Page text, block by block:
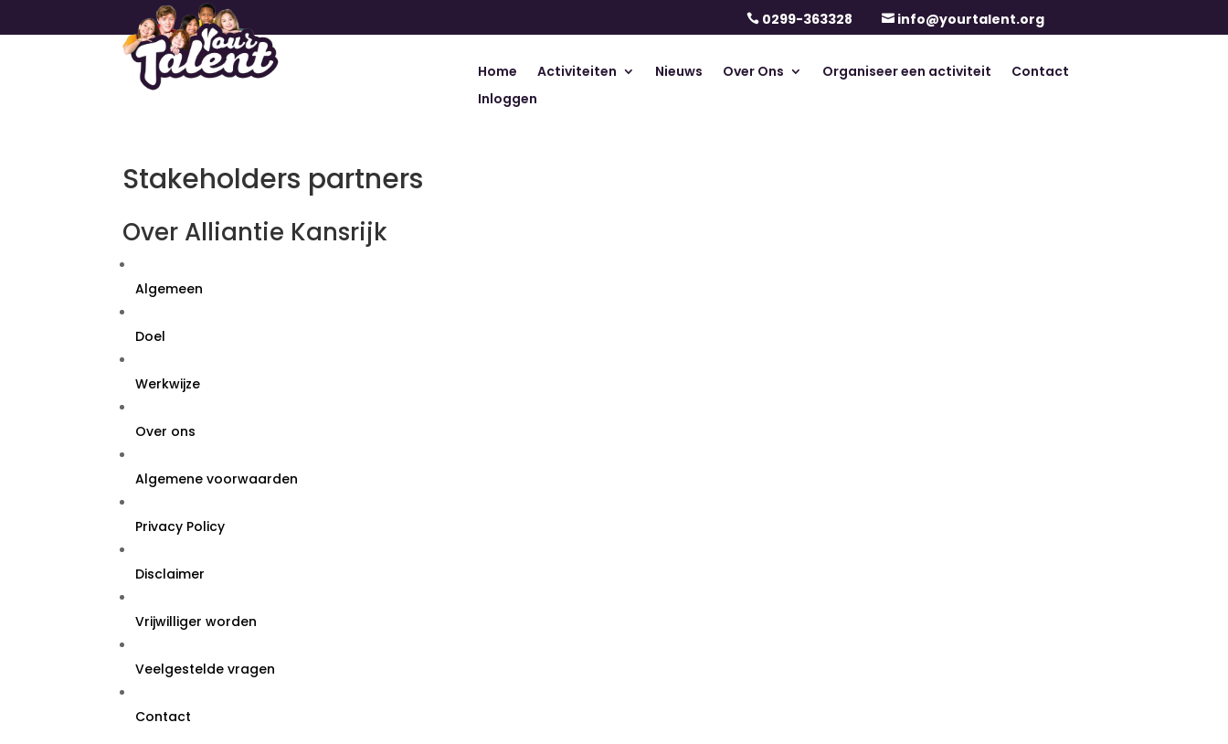
 0299-363328  info@yourtalent.org
Home Activiteiten Nieuws Over Ons Organiseer een activiteit
Contact
Inloggen
Stakeholders partners
Over Alliantie Kansrijk
Algemeen
Doel
Werkwijze
Over ons
Algemene voorwaarden
Privacy Policy
Disclaimer
Vrijwilliger worden
Veelgestelde vragen
Contact